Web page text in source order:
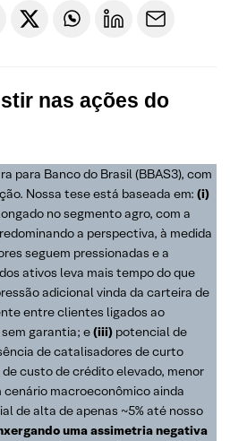
nas ações do
para Banco do Brasil (BBAS3), com
Nossa tese está baseada em: (i)
no segmento agro, com a
a perspectiva, à medida
seguem pressionadas e a
ativos leva mais tempo do que
adicional vinda da carteira de
entre clientes ligados ao
garantia; e(iii) potencial de
de catalisadores de curto
custo de crédito elevado, menor
macroeconômico ainda
de alta de apenas ~5% até nosso
uma assimetria negativa